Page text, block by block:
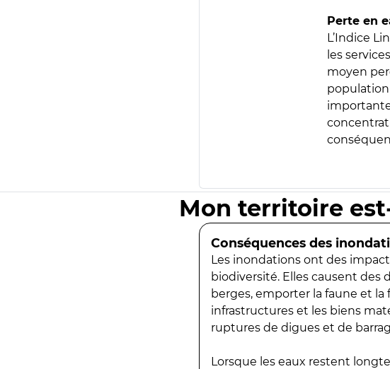
Perte en
L’Indice
les
moyen
population
Mon territoire
Conséquences des
Les inondations ont des
biodiversité. Elles causent des
berges, emporter la faune et
infrastructures et les biens
ruptures de digues et de
Lorsque les eaux restent